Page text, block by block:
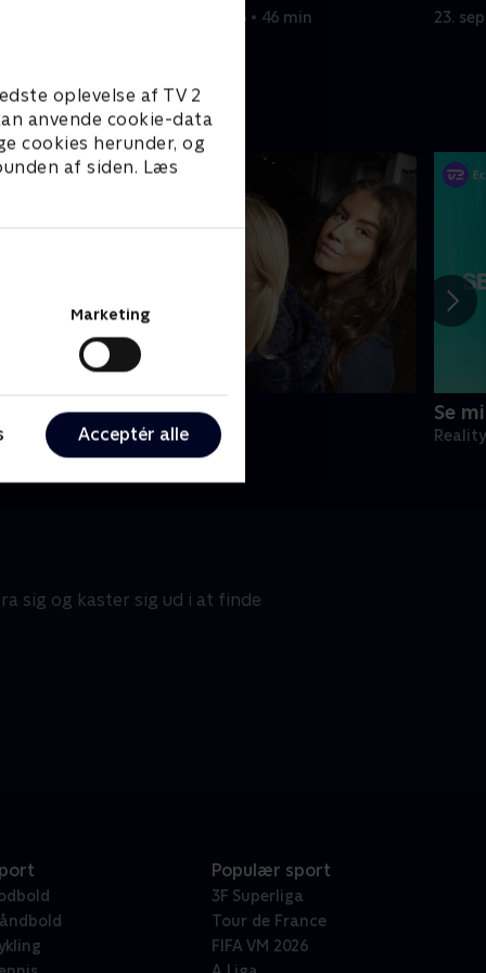
oplevelse af TV 2
anvende cookie-data
cookies herunder, og
af siden. Læs
Marketing
Acceptér alle
22. september 2025 • 46 min 23.
Pigerne
• 1 sæsoner
Se
sig og kaster sig ud i at finde
Populær sport
3F Superliga
Tour de France
FIFA VM 2026